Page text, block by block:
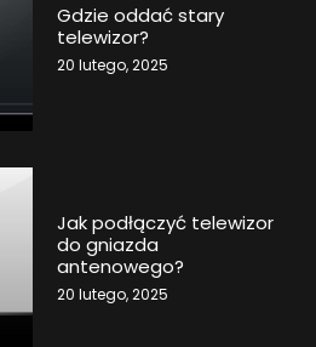
Gdzie oddać stary
telewizor?
20 lutego, 2025
Jak podłączyć telewizor
do gniazda
antenowego?
20 lutego, 2025